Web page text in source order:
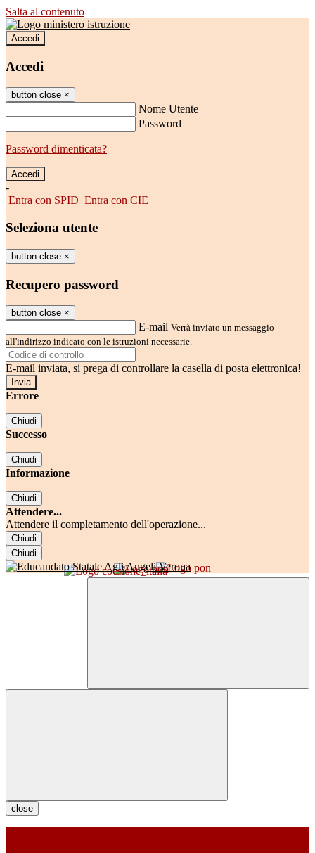
Salta al contenuto
Accedi
Accedi
button close ×
Nome Utente
Password
Password dimenticata?
-
Entra con SPID Entra con CIE
Seleziona utente
button close ×
Recupero password
button close ×
E-mail Verrà inviato un messaggio
all'indirizzo indicato con le istruzioni necessarie.
E-mail inviata, si prega di controllare la casella di posta elettronica!
Errore
Chiudi
Successo
Chiudi
Informazione
Chiudi
Attendere...
Attendere il completamento dell'operazione...
Chiudi
Chiudi
close